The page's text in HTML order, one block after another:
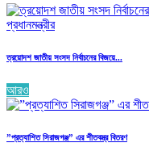
ত্রয়োদশ জাতীয় সংসদ নির্বাচনের বিজয়ে...
আরও
”প্রত্যাশিত সিরাজগঞ্জ” এর শীতবস্ত্র বিতরণ